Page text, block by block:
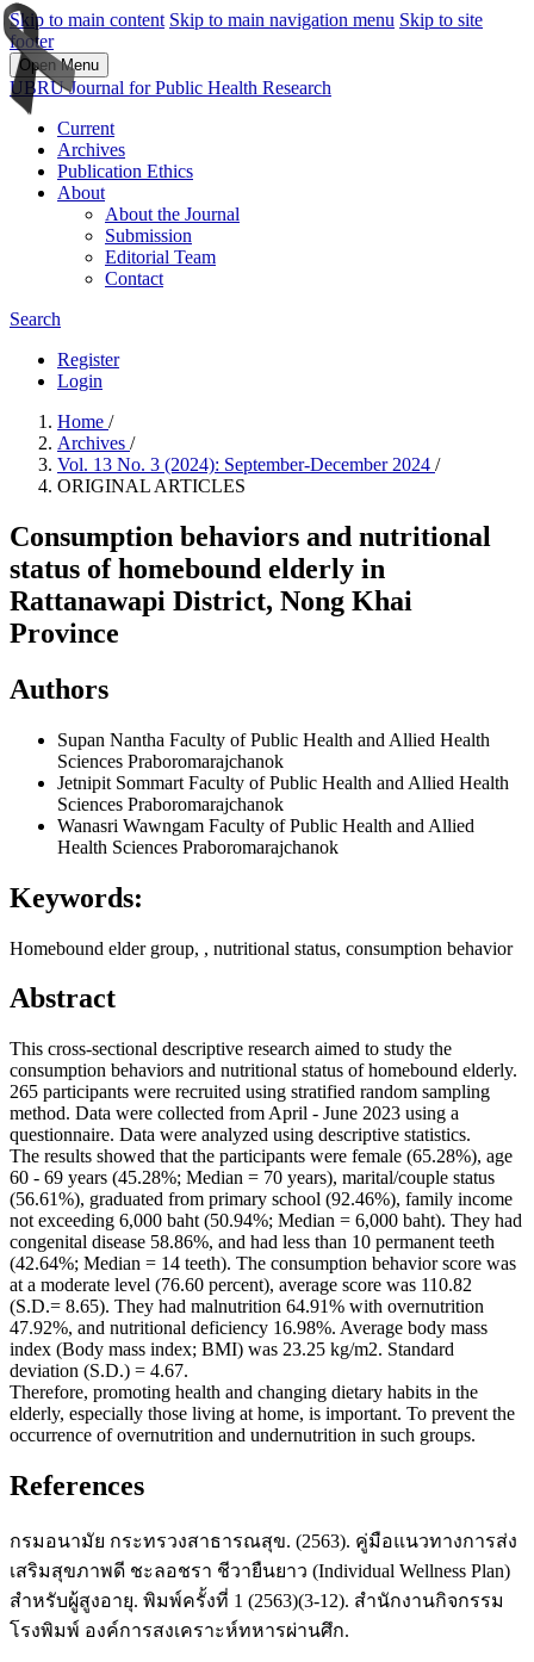
Skip to main content Skip to main navigation menu Skip to site
footer
Open Menu
UBRU Journal for Public Health Research
Current
Archives
Publication Ethics
About
About the Journal
Submission
Editorial Team
Contact
Search
Register
Login
Home /
Archives /
Vol. 13 No. 3 (2024): September-December 2024 /
ORIGINAL ARTICLES
Consumption behaviors and nutritional
status of homebound elderly in
Rattanawapi District, Nong Khai
Province
Authors
Supan Nantha Faculty of Public Health and Allied Health
Sciences Praboromarajchanok
Jetnipit Sommart Faculty of Public Health and Allied Health
Sciences Praboromarajchanok
Wanasri Wawngam Faculty of Public Health and Allied
Health Sciences Praboromarajchanok
Keywords:
Homebound elder group, , nutritional status, consumption behavior
Abstract
This cross-sectional descriptive research aimed to study the
consumption behaviors and nutritional status of homebound elderly.
265 participants were recruited using stratified random sampling
method. Data were collected from April - June 2023 using a
questionnaire. Data were analyzed using descriptive statistics.
The results showed that the participants were female (65.28%), age
60 - 69 years (45.28%; Median = 70 years), marital/couple status
(56.61%), graduated from primary school (92.46%), family income
not exceeding 6,000 baht (50.94%; Median = 6,000 baht). They had
congenital disease 58.86%, and had less than 10 permanent teeth
(42.64%; Median = 14 teeth). The consumption behavior score was
at a moderate level (76.60 percent), average score was 110.82
(S.D.= 8.65). They had malnutrition 64.91% with overnutrition
47.92%, and nutritional deficiency 16.98%. Average body mass
index (Body mass index; BMI) was 23.25 kg/m2. Standard
deviation (S.D.) = 4.67.
Therefore, promoting health and changing dietary habits in the
elderly, especially those living at home, is important. To prevent the
occurrence of overnutrition and undernutrition in such groups.
References
กรมอนามัย กระทรวงสาธารณสุข. (2563). คู่มือแนวทางการส่ง
เสริมสุขภาพดี ชะลอชรา ชีวายืนยาว (Individual Wellness Plan)
สำหรับผู้สูงอายุ. พิมพ์ครั้งที่ 1 (2563)(3-12). สำนักงานกิจกรรม
โรงพิมพ์ องค์การสงเคราะห์ทหารผ่านศึก.